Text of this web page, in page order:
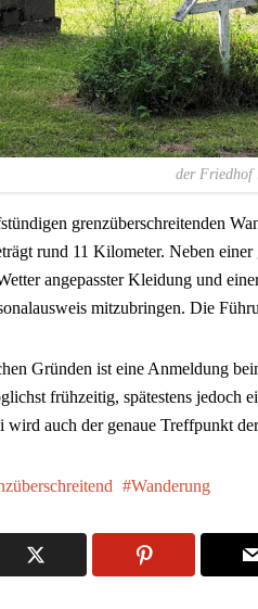
der Friedhof in
grenzüberschreitenden
rund 11 Kilometer. Neben
angepasster Kleidung und
mitzubringen. Die
Gründen ist eine Anmeldung
frühzeitig, spätestens jedoch
wird auch der genaue Treffpunkt
Wanderung